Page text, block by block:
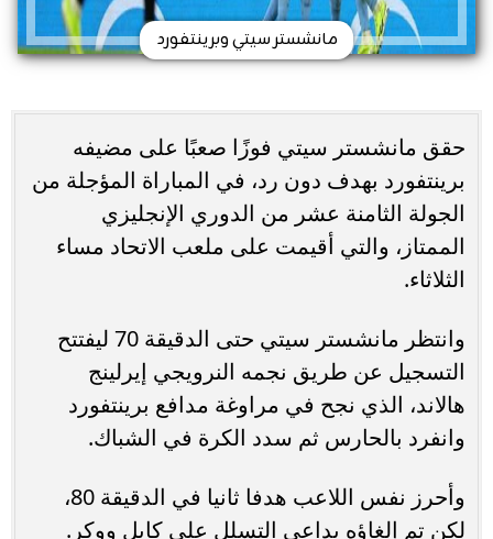
مانشستر سيتي وبرينتفورد
حقق مانشستر سيتي فوزًا صعبًا على مضيفه
برينتفورد بهدف دون رد، في المباراة المؤجلة من
الجولة الثامنة عشر من الدوري الإنجليزي
الممتاز، والتي أقيمت على ملعب الاتحاد مساء
الثلاثاء.
وانتظر مانشستر سيتي حتى الدقيقة 70 ليفتتح
التسجيل عن طريق نجمه النرويجي إيرلينج
هالاند، الذي نجح في مراوغة مدافع برينتفورد
وانفرد بالحارس ثم سدد الكرة في الشباك.
وأحرز نفس اللاعب هدفا ثانيا في الدقيقة 80،
لكن تم إلغاؤه بداعي التسلل على كايل ووكر.